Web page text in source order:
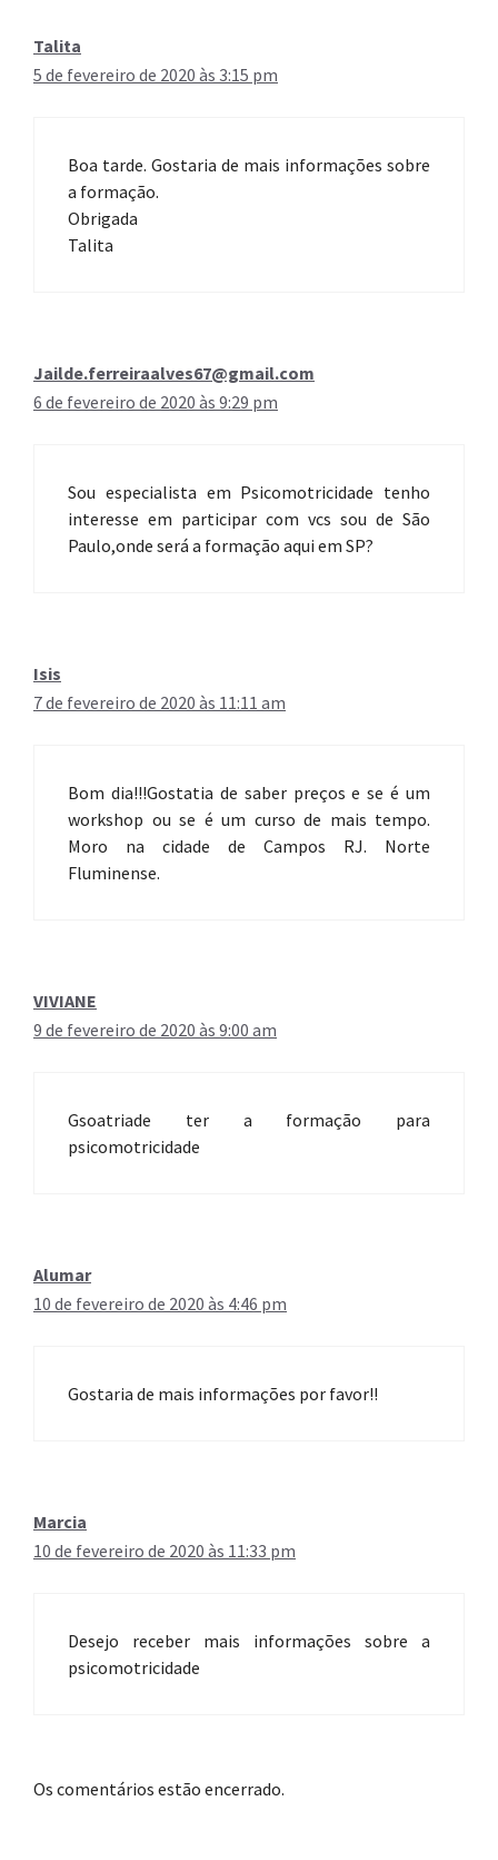
Talita
5 de fevereiro de 2020 às 3:15 pm
Boa tarde. Gostaria de mais informações sobre
a formação.
Obrigada
Talita
Jailde.ferreiraalves67@gmail.com
6 de fevereiro de 2020 às 9:29 pm
Sou especialista em Psicomotricidade tenho
interesse em participar com vcs sou de São
Paulo,onde será a formação aqui em SP?
Isis
7 de fevereiro de 2020 às 11:11 am
Bom dia!!!Gostatia de saber preços e se é um
workshop ou se é um curso de mais tempo.
Moro na cidade de Campos RJ. Norte
Fluminense.
VIVIANE
9 de fevereiro de 2020 às 9:00 am
Gsoatriade ter a formação para
psicomotricidade
Alumar
10 de fevereiro de 2020 às 4:46 pm
Gostaria de mais informações por favor!!
Marcia
10 de fevereiro de 2020 às 11:33 pm
Desejo receber mais informações sobre a
psicomotricidade
Os comentários estão encerrado.